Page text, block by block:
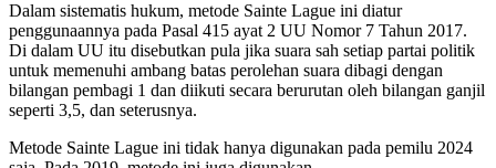
Dalam sistematis hukum, metode Sainte Lague ini diatur
penggunaannya pada Pasal 415 ayat 2 UU Nomor 7 Tahun 2017.
Di dalam UU itu disebutkan pula jika suara sah setiap partai politik
untuk memenuhi ambang batas perolehan suara dibagi dengan
bilangan pembagi 1 dan diikuti secara berurutan oleh bilangan ganjil
seperti 3,5, dan seterusnya.
Metode Sainte Lague ini tidak hanya digunakan pada pemilu 2024